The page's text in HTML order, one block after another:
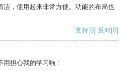
洁，使用起来非常方便。功能的布局也
支持[0] 反对[0]
担心我的学习啦！